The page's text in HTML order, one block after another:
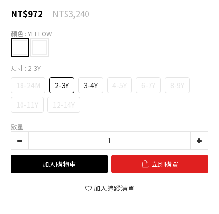
NT$3,240
NT$972
顏色 : YELLOW
尺寸 : 2-3Y
18-24M 2-3Y 3-4Y 4-5Y 6-7Y
8-9Y
10-11Y
12-14Y
數量
加入購物車 立即購買
加入追蹤清單